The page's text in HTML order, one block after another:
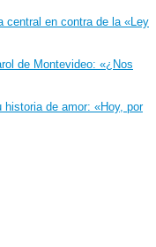
central en contra de la «Ley
de Montevideo: «¿Nos
de amor: «Hoy, por